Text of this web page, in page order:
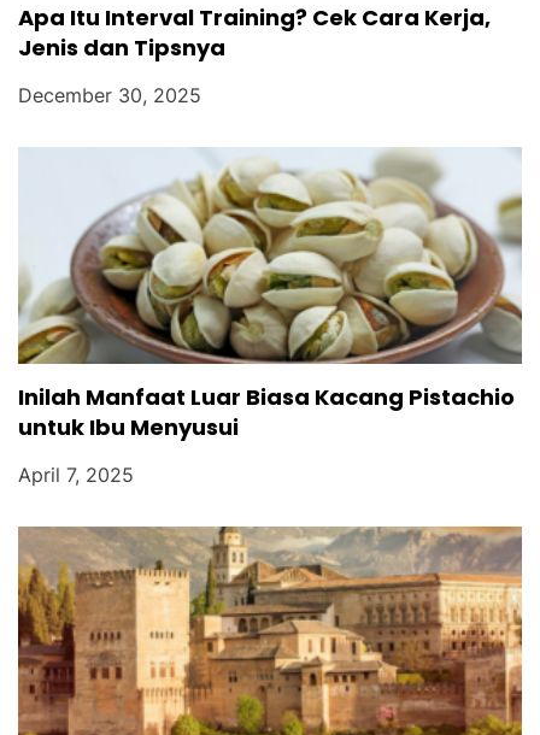
Apa Itu Interval Training? Cek Cara Kerja,
Jenis dan Tipsnya
December 30, 2025
Inilah Manfaat Luar Biasa Kacang Pistachio
untuk Ibu Menyusui
April 7, 2025